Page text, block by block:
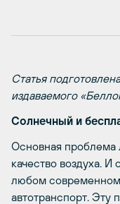
Статья
издаваемого
Солнечный и
Основная проблема
качество воздуха.
любом современном
автотранспорт. Эту